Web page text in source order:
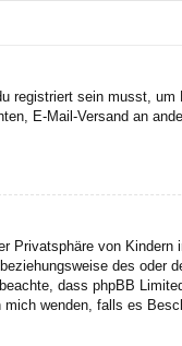
sein musst,
E-Mail-Versand an
von
des
dass phpBB
wenden, falls es